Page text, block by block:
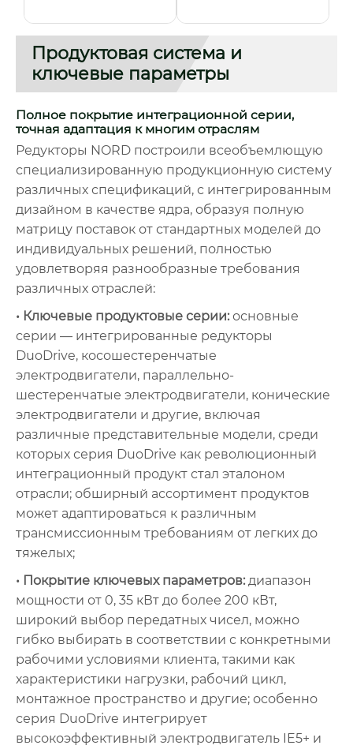
Продуктовая система и
ключевые параметры
Полное покрытие интеграционной серии,
точная адаптация к многим отраслям
Редукторы NORD построили всеобъемлющую
специализированную продукционную систему
различных спецификаций, с интегрированным
дизайном в качестве ядра, образуя полную
матрицу поставок от стандартных моделей до
индивидуальных решений, полностью
удовлетворяя разнообразные требования
различных отраслей:
• Ключевые продуктовые серии:основные
серии — интегрированные редукторы
DuoDrive, косошестеренчатые
электродвигатели, параллельно-
шестеренчатые электродвигатели, конические
электродвигатели и другие, включая
различные представительные модели, среди
которых серия DuoDrive как революционный
интеграционный продукт стал эталоном
отрасли; обширный ассортимент продуктов
может адаптироваться к различным
трансмиссионным требованиям от легких до
тяжелых;
• Покрытие ключевых параметров:диапазон
мощности от 0, 35 кВт до более 200 кВт,
широкий выбор передатных чисел, можно
гибко выбирать в соответствии с конкретными
рабочими условиями клиента, такими как
характеристики нагрузки, рабочий цикл,
монтажное пространство и другие; особенно
серия DuoDrive интегрирует
высокоэффективный электродвигатель IE5+ и